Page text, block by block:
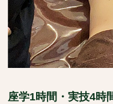
座学1時間・実技4時